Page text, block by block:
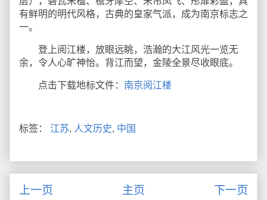
有鲜明的明代风格，古典的皇家气派，成为南京标志之
一。
登上阅江楼，放眼远眺，浩瀚的大江风光一览无
余，令人心旷神怡。背江而望，金陵全景尽收眼底。
点击下载地标文件： 南京阅江楼
标签： 江苏, 人文历史, 中国
上一页 下一页
主页